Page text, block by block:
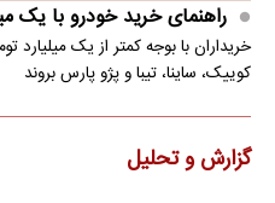
راهنمای خرید خودرو با یک
خریداران با بوجه کمتر از یک میلیارد
کوییک، ساینا، تیبا و پژو پارس بروند
گزارش و تحلیل